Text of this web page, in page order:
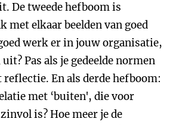
De tweede hefboom is
met elkaar beelden van goed
werk er in jouw organisatie,
Pas als je gedeelde normen
En als derde hefboom:
met ‘buiten', die voor
is? Hoe meer je de